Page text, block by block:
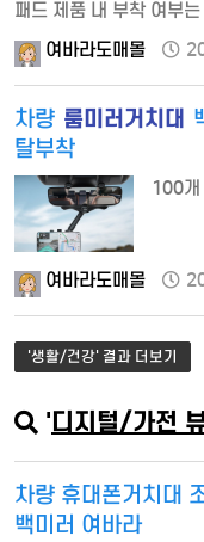
패드 제품 내 부착 여부
한정 특가 세일중 상품 …
여바라도매몰
차량 룸미러거치대
탈부착
100
여바라도매몰
'생활/건강' 결과 더보기
'디지털/가전
차량 휴대폰거치대
백미러 여바라